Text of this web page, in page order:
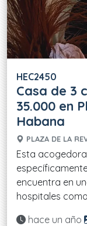
HEC2450
Casa de 3
35.000 en
Habana
PLAZA DE LA
Esta
encuentra en
hospitales como
Actualizado:
hace un año